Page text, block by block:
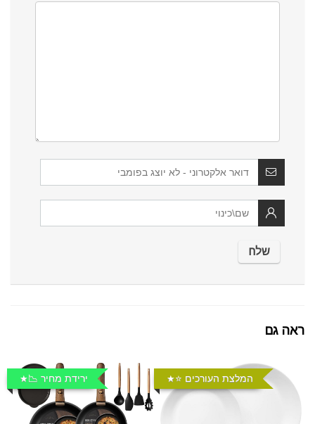
ראה גם
המלצת העורכים ⭐️ ירידת מחיר 📉